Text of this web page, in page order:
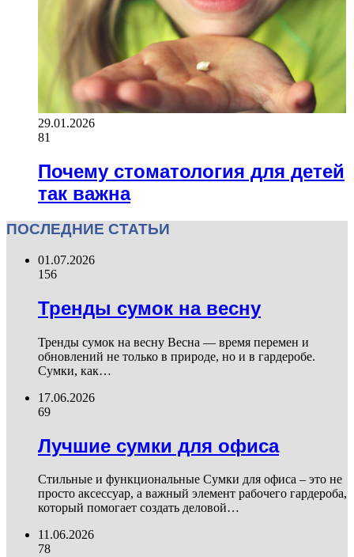
29.01.2026
81
Почему стоматология для детей
так важна
ПОСЛЕДНИЕ СТАТЬИ
01.07.2026
156
Тренды сумок на весну
Тренды сумок на весну Весна — время перемен и
обновлений не только в природе, но и в гардеробе.
Сумки, как…
17.06.2026
69
Лучшие сумки для офиса
Стильные и функциональные Сумки для офиса – это не
просто аксессуар, а важный элемент рабочего гардероба,
который помогает создать деловой…
11.06.2026
78